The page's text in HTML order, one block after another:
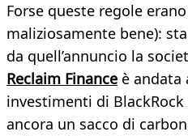
Forse queste regole
maliziosamente bene):
da quell’annuncio la
Reclaim Finance è andata
investimenti di BlackRock
ancora un sacco di